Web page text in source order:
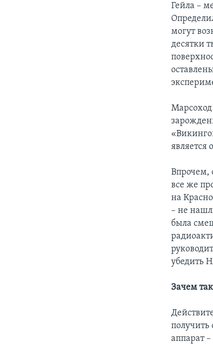
Гейла –
могут
десятки
Марсоход
является
Впрочем,
все же
на
– не
была
убедить
Зачем
получить
аппарат